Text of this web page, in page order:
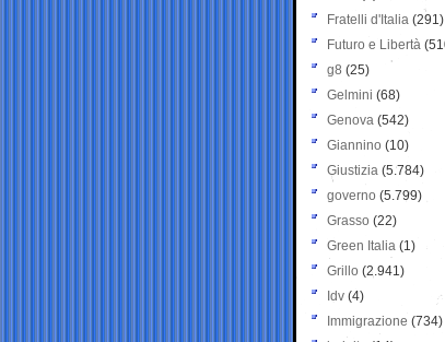
Fratelli d'Italia (291)
Futuro e Libertà
g8 (25)
Gelmini (68)
Genova (542)
Giannino (10)
Giustizia (5.784)
governo (5.799)
Grasso (22)
Green Italia (1)
Grillo (2.941)
Idv (4)
Immigrazione (734)